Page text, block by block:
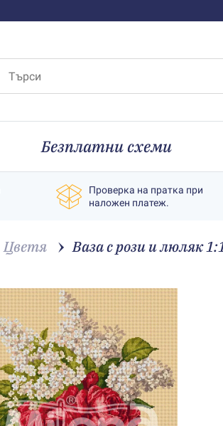
Безплатни схеми
Проверка на пратка при
наложен платеж.
Цветя Ваза с рози и люляк